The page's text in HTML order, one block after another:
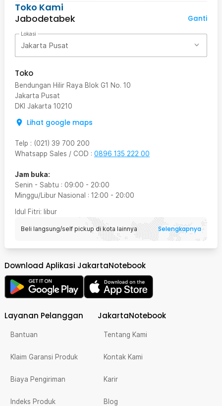
Toko Kami
Jabodetabek
Ganti
Lokasi
Jakarta Pusat
Toko
Bendungan Hilir Raya Blok G1 No. 10
Jakarta Pusat
DKI Jakarta 10210
Lihat google maps
Telp : (021) 39 700 200
Whatsapp Sales / COD : 0896 135 222 00
Jam buka:
Senin - Sabtu : 09:00 - 20:00
Minggu/Libur Nasional : 12:00 - 20:00
Idul Fitri: libur
Beli langsung/self pickup di kota lainnya Selengkapnya
Download Aplikasi JakartaNotebook
Layanan Pelanggan
Bantuan
Klaim Garansi Produk
Biaya Pengiriman
Indeks Produk
JakartaNotebook
Tentang Kami
Kontak Kami
Karir
Blog